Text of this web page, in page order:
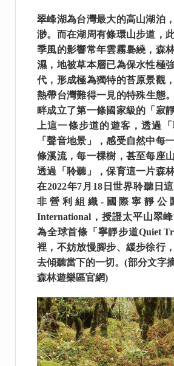
翠峰湖為台灣最大的高山湖泊
渺。而在湖周有條環山步道，
季風的影響常年雲霧裊繞，森
濕，地被草本層已為保水性極
代，形成極為獨特的苔原景觀
熱帶台灣難得一見的特殊生態
畔成立了第一條國家級的「寂
上這一條步道的遊客，透過
「聲音地景」，感受自然中每
條溪流，每一棵樹，甚至每座
透過「聆聽」，保育這一片森
在2022年7月18日世界聆聽日
非營利組織-國際寧靜公
International，授證太平山翠
為全球首條「寧靜步道Quiet
裡，不妨放慢腳步、緩步徐行
去傾聽當下的一切。(部分文字
森林遊樂區官網)